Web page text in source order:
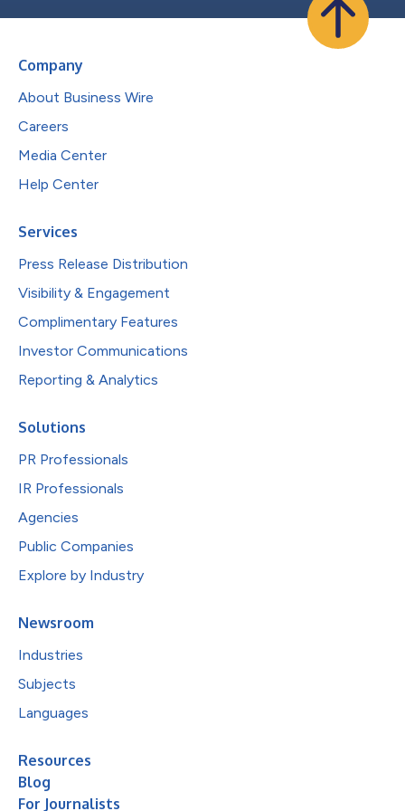
Company
About Business Wire
Careers
Media Center
Help Center
Services
Press Release Distribution
Visibility & Engagement
Complimentary Features
Investor Communications
Reporting & Analytics
Solutions
PR Professionals
IR Professionals
Agencies
Public Companies
Explore by Industry
Newsroom
Industries
Subjects
Languages
Resources
Blog
For Journalists